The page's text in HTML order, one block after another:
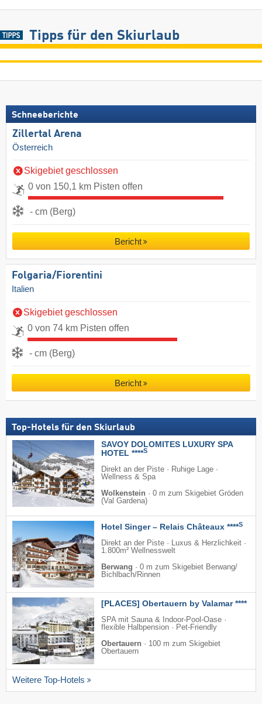
Tipps für den Skiurlaub
Schneeberichte
Zillertal Arena
Österreich
Skigebiet geschlossen
0 von 150,1 km Pisten offen
- cm (Berg)
Bericht
Folgaria/​Fiorentini
Italien
Skigebiet geschlossen
0 von 74 km Pisten offen
- cm (Berg)
Bericht
Top-Hotels für den Skiurlaub
SAVOY DOLOMITES LUXURY SPA
HOTEL ****S
Direkt an der Piste · Ruhige Lage ·
Wellness & Spa
Wolkenstein · 0 m zum Skigebiet Gröden
(Val Gardena)
Hotel Singer – Relais Châteaux ****S
Direkt an der Piste · Luxus & Herzlichkeit ·
1.800m² Wellnesswelt
Berwang · 0 m zum Skigebiet Berwang/​
Bichlbach/​Rinnen
[PLACES] Obertauern by Valamar ****
SPA mit Sauna & Indoor-Pool-Oase ·
flexible Halbpension · Pet-Friendly
Obertauern · 100 m zum Skigebiet
Obertauern
Weitere Top-Hotels